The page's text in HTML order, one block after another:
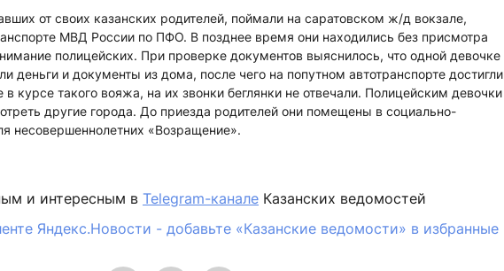
от своих казанских родителей, поймали на саратовском ж/д вокзале,
МВД России по ПФО. В позднее время они находились без присмотра
полицейских. При проверке документов выяснилось, что одной девочке
деньги и документы из дома, после чего на попутном автотранспорте достигли
курсе такого вояжа, на их звонки беглянки не отвечали. Полицейским девочки
другие города. До приезда родителей они помещены в социально-
несовершеннолетних «Возращение».
и интересным в Telegram-канале Казанских ведомостей
Яндекс.Новости - добавьте «Казанские ведомости» в избранные